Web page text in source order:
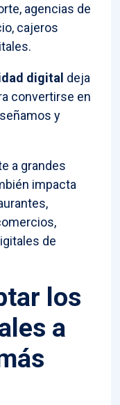
agencias de
cajeros
digital deja
convertirse en
y
a grandes
impacta
de
los
a